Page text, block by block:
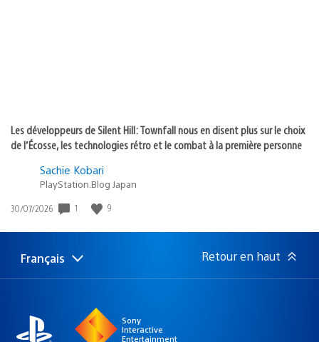
Les développeurs de Silent Hill: Townfall nous en disent plus sur le choix
de l’Écosse, les technologies rétro et le combat à la première personne
Sachie Kobari
PlayStation.Blog Japan
Date
publication
30/07/2026 1 9
Choisir
Région
Français Retour en haut
Sony
Interactive
Entertainment